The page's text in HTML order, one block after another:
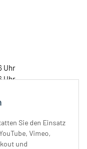
Sie den Einsatz
Vimeo,
und
Uhr
Uhr
Uhr
Uhr